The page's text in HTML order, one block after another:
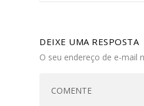
DEIXE UMA RESPOSTA
O seu endereço de e-mail